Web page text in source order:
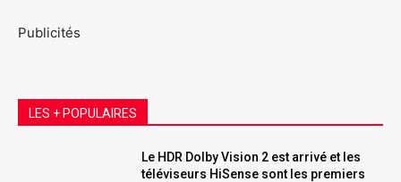
Publicités
LES + POPULAIRES
Le HDR Dolby Vision 2 est arrivé et les
téléviseurs HiSense sont les premiers